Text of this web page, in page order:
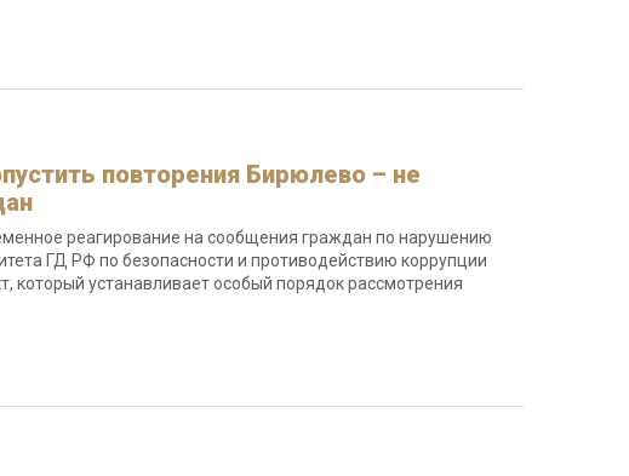
повторения Бирюлево – не
реагирование на сообщения граждан по нарушению
ГД РФ по безопасности и противодействию коррупции
который устанавливает особый порядок рассмотрения